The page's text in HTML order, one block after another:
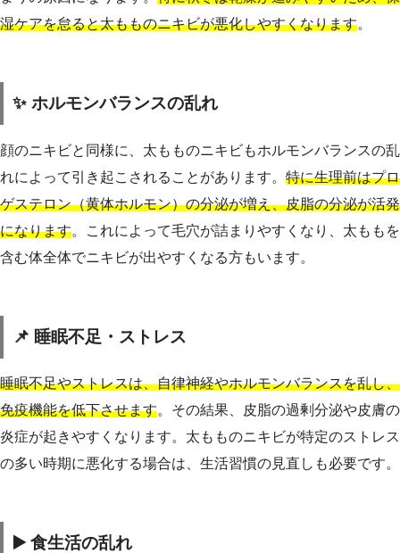
湿ケアを怠ると太もものニキビが悪化しやすくなります。
✨ ホルモンバランスの乱れ
顔のニキビと同様に、太もものニキビもホルモンバランスの乱
れによって引き起こされることがあります。 特に生理前はプロ
ゲステロン（黄体ホルモン）の分泌が増え、皮脂の分泌が活発
になります。これによって毛穴が詰まりやすくなり、太ももを
含む体全体でニキビが出やすくなる方もいます。
📌 睡眠不足・ストレス
睡眠不足やストレスは、自律神経やホルモンバランスを乱し、
免疫機能を低下させます。その結果、皮脂の過剰分泌や皮膚の
炎症が起きやすくなります。太もものニキビが特定のストレス
の多い時期に悪化する場合は、生活習慣の見直しも必要です。
▶️ 食生活の乱れ